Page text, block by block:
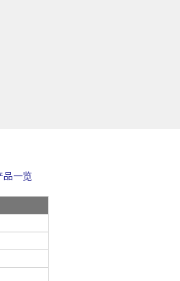
品一览